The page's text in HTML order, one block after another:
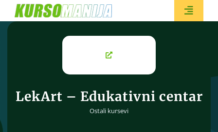
content
Toggle
LekArt – Edukativni centar
Ostali kursevi